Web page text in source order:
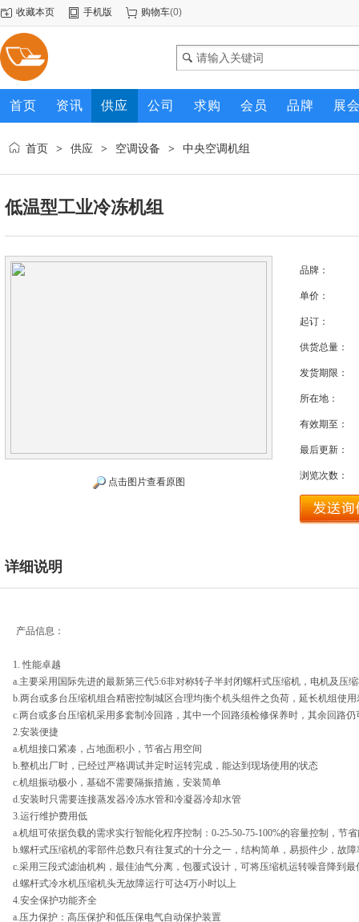
收藏本页 手机版 购物车(0)
首页 资讯 供应 公司 求购 会员 品牌 展
首页 > 供应 > 空调设备 > 中央空调机组
低温型工业冷冻机组
点击图片查看原图
品牌：
单价：
起订：
供货总量：
发货期限：
所在地：
有效期至：
最后更新：
浏览次数：
详细说明
产品信息：
1.性能卓越
a.主要采用国际先进的最新第三代5:6非对称转子半封闭螺杆式压缩机，电机及压
b.两台或多台压缩机组合精密控制城区合理均衡个机头组件之负荷，延长机组使用
c.两台或多台压缩机采用多套制冷回路，其中一个回路须检修保养时，其余回路
2.安装便捷
a.机组接口紧凑，占地面积小，节省占用空间
b.整机出厂时，已经过严格调试并定时运转完成，能达到现场使用的状态
c.机组振动极小，基础不需要隔振措施，安装简单
d.安装时只需要连接蒸发器冷冻水管和冷凝器冷却水管
3.运行维护费用低
a.机组可依据负载的需求实行智能化程序控制： 0-25-50-75-100%的容量控制，节
b.螺杆式压缩机的零部件总数只有往复式的十分之一，结构简单，易损件少，故障
c.采用三段式滤油机构，最佳油气分离，包覆式设计，可将压缩机运转噪音降到最
d.螺杆式冷水机压缩机头无故障运行可达4万小时以上
4.安全保护功能齐全
a.压力保护：高压保护和低压保电气自动保护装置